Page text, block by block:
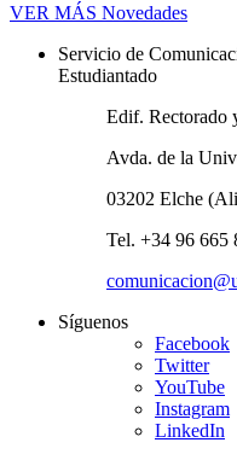
VER MÁS Novedades
Servicio de
Estudiantado
Edif. Rectorado
Avda. de la
03202 Elche
Tel. +34 96 665
Síguenos
Facebook
Twitter
YouTube
Instagram
LinkedIn